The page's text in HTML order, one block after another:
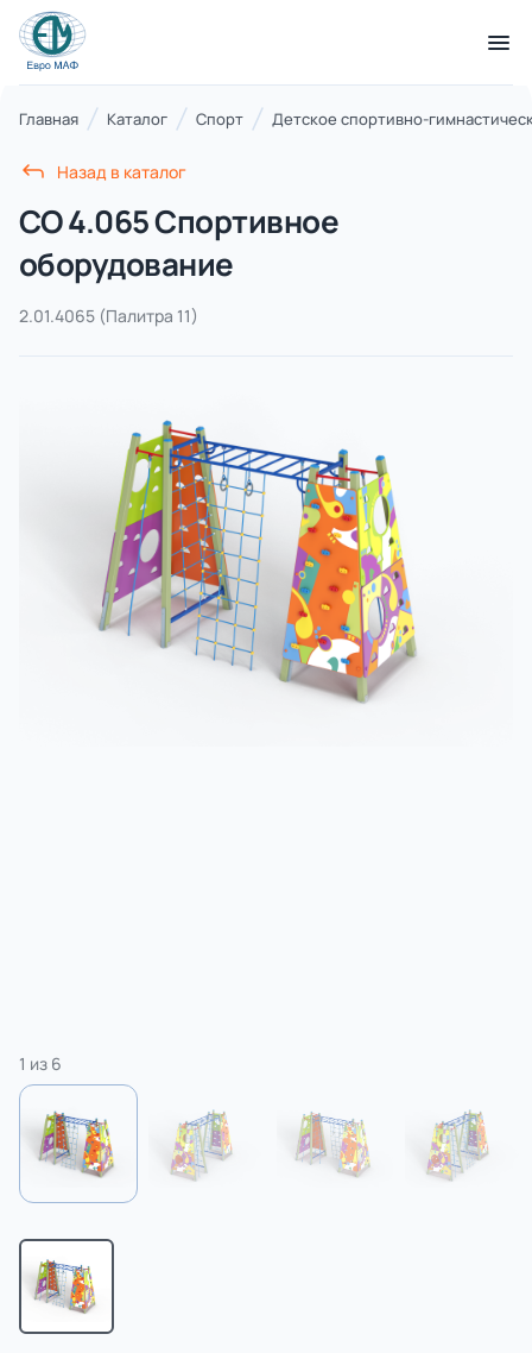
КАТАЛОГ ТОВАРОВ
21 категория
Благоустройство территорий
Детские игровые площадки
7 категорий
Комплексы для лазания
3 категории
Спорт
4 категории
Главная Каталог Спорт Детское спортивно-
Назад в каталог
СО 4.065 Спортивное
оборудование
2.01.4065 (Палитра 11)
1 из 6